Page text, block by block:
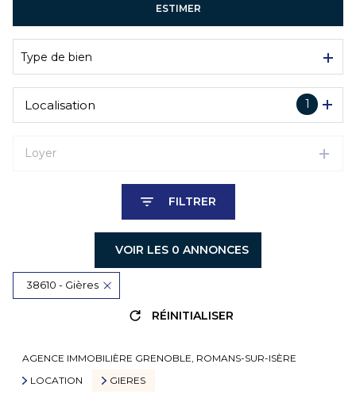
Entreprises
ESTIMER
Type de bien
1
Localisation
Loyer
FILTRER
VOIR LES 0 ANNONCES
38610 - Gières
RÉINITIALISER
AGENCE IMMOBILIÈRE GRENOBLE, ROMANS-SUR-ISÈRE
LOCATION
GIERES